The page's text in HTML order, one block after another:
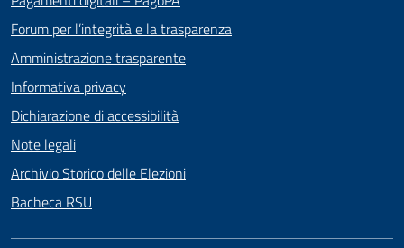
Forum per l’integrità e la trasparenza
Amministrazione trasparente
Informativa privacy
Dichiarazione di accessibilità
Note legali
Archivio Storico delle Elezioni
Bacheca RSU